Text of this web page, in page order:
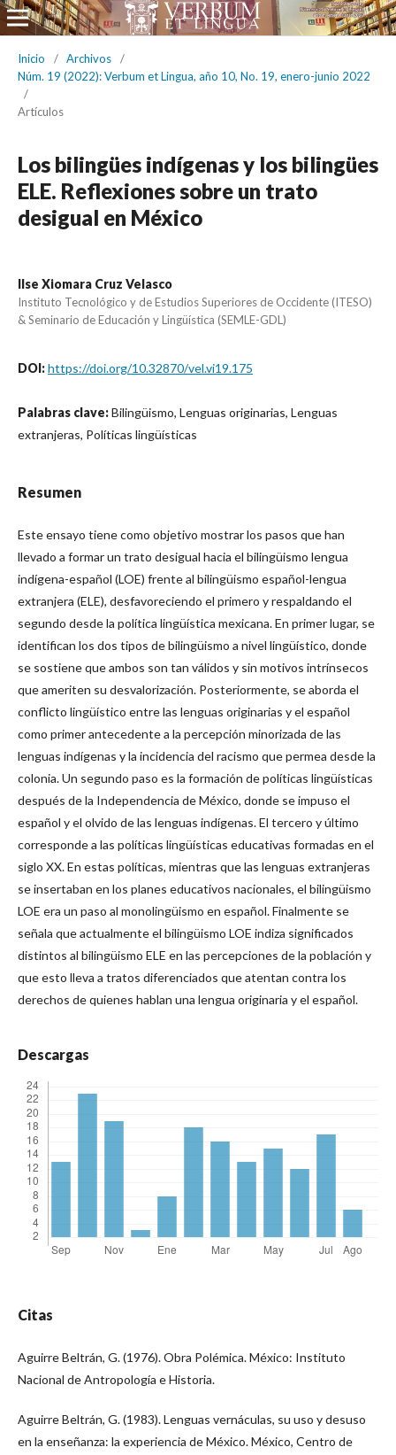
Inicio / Archivos
/
Núm. 19 (2022): Verbum et Lingua, año 10, No. 19, enero-junio 2022
/
Artículos
Los bilingües indígenas y los bilingües
ELE. Reflexiones sobre un trato
desigual en México
Ilse Xiomara Cruz Velasco
Instituto Tecnológico y de Estudios Superiores de Occidente (ITESO)
& Seminario de Educación y Lingüística (SEMLE-GDL)
DOI:https://doi.org/10.32870/vel.vi19.175
Palabras clave:Bilingüismo, Lenguas originarias, Lenguas
extranjeras, Políticas lingüísticas
Resumen
Este ensayo tiene como objetivo mostrar los pasos que han
llevado a formar un trato desigual hacia el bilingüismo lengua
indígena-español (LOE) frente al bilingüismo español-lengua
extranjera (ELE), desfavoreciendo el primero y respaldando el
segundo desde la política lingüística mexicana. En primer lugar, se
identifican los dos tipos de bilingüismo a nivel lingüístico, donde
se sostiene que ambos son tan válidos y sin motivos intrínsecos
que ameriten su desvalorización. Posteriormente, se aborda el
conflicto lingüístico entre las lenguas originarias y el español
como primer antecedente a la percepción minorizada de las
lenguas indígenas y la incidencia del racismo que permea desde la
colonia. Un segundo paso es la formación de políticas lingüísticas
después de la Independencia de México, donde se impuso el
español y el olvido de las lenguas indígenas. El tercero y último
corresponde a las políticas lingüísticas educativas formadas en el
siglo XX. En estas políticas, mientras que las lenguas extranjeras
se insertaban en los planes educativos nacionales, el bilingüismo
LOE era un paso al monolingüismo en español. Finalmente se
señala que actualmente el bilingüismo LOE indiza significados
distintos al bilingüismo ELE en las percepciones de la población y
que esto lleva a tratos diferenciados que atentan contra los
derechos de quienes hablan una lengua originaria y el español.
Descargas
Citas
Aguirre Beltrán, G. (1976). Obra Polémica. México: Instituto
Nacional de Antropología e Historia.
Aguirre Beltrán, G. (1983). Lenguas vernáculas, su uso y desuso
en la enseñanza: la experiencia de México. México, Centro de